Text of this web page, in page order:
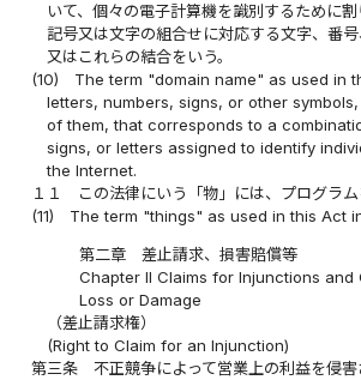
いて、個々の電子計算機を識別するために割
記号又は文字の組合せに対応する文字、番
又はこれらの結合をいう。
(10)
The term "domain name" as used in
letters, numbers, signs, or other
of them, that corresponds to a
signs, or letters assigned to identify
the Internet.
１１
この法律にいう「物」には、プログラム
(11)
The term "things" as used in this Act
第二章 差止請求、損害賠償等
Chapter II Claims for Injunctions and
Loss or Damage
（差止請求権）
(Right to Claim for an Injunction)
第三条
不正競争によって営業上の利益を侵